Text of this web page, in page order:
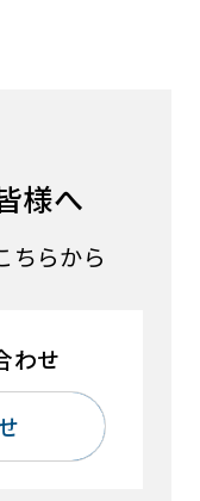
様へ
ちらから
わせ